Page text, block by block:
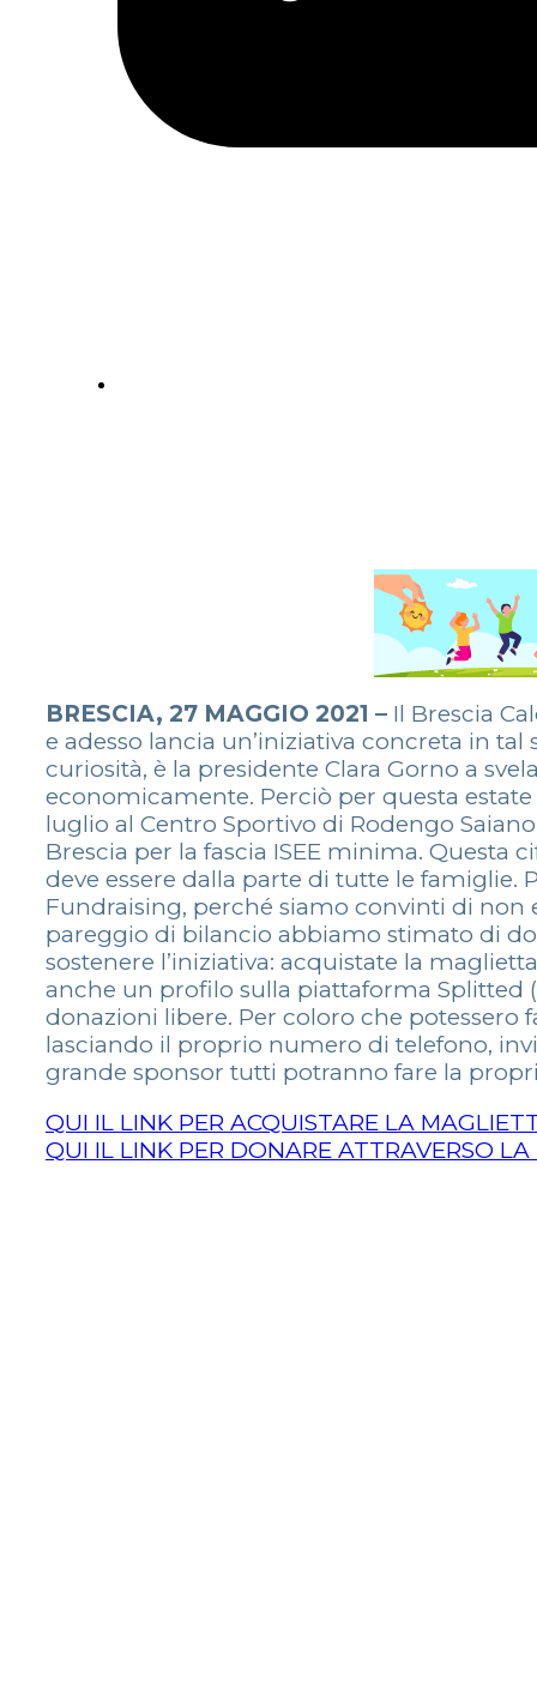
BRESCIA, 27 MAGGIO 2021 – Il Brescia
e adesso lancia un’iniziativa concreta in
curiosità, è la presidente Clara Gorno a
economicamente. Perciò per questa
luglio al Centro Sportivo di Rodengo
Brescia per la fascia ISEE minima.
deve essere dalla parte di tutte le
Fundraising, perché siamo convinti di non
pareggio di bilancio abbiamo stimato di
sostenere l’iniziativa: acquistate la
anche un profilo sulla piattaforma Splitted
donazioni libere. Per coloro che potessero
lasciando il proprio numero di telefono,
grande sponsor tutti potranno fare la
QUI IL LINK PER ACQUISTARE LA
QUI IL LINK PER DONARE ATTRAVERSO